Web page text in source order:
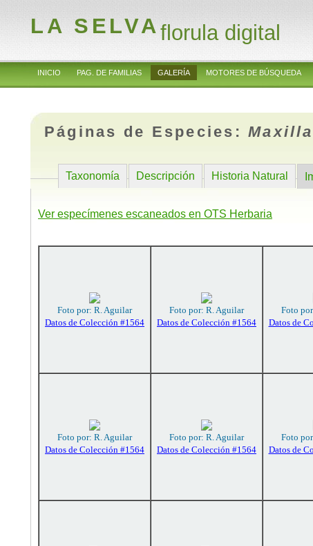
LA SELVAflorula digital
INICIO PAG. DE FAMILIAS GALERÍA MOTORES DE BÚSQUEDA
Páginas de Especies:
Taxonomía Descripción Historia Natural
Ver especímenes escaneados en OTS Herbaria
Foto por: R. Aguilar
Datos de Colección #1564
Foto por: R. Aguilar
Datos de Colección #1564
Foto
Datos de
Foto por: R. Aguilar
Datos de Colección #1564
Foto por: R. Aguilar
Datos de Colección #1564
Foto
Datos de